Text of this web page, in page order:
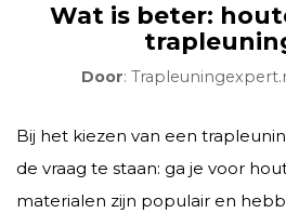
Wat is beter:
Door:
Bij het kiezen van een
de vraag te staan: ga je voor
materialen zijn populair en